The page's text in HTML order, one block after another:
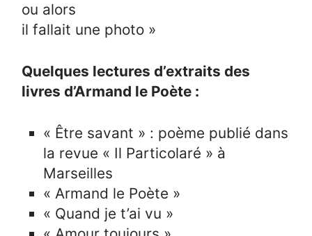
ou alors
il fallait une photo »
Quelques lectures d’extraits des
livres d’Armand le Poète :
« Être savant » : poème publié dans
la revue « Il Particolaré » à
Marseilles
« Armand le Poète »
« Quand je t’ai vu »